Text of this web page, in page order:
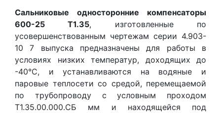
Сальниковые односторонние компенсаторы
600-25 Т1.35, изготовленные по
усовершенствованным чертежам серии 4.903-
10 7 выпуска предназначены для работы в
условиях низких температур, доходящих до
-40°С, и устанавливаются на водяные и
паровые теплосети со средой, перемещаемой
по трубопроводу с условным проходом
Т1.35.00.000.СБ мм и находящейся под